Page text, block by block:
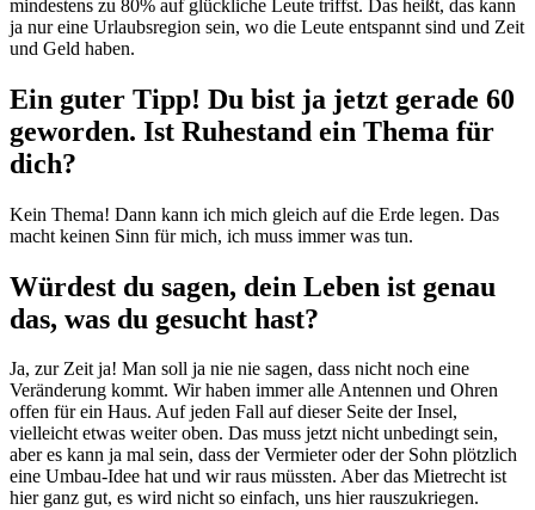
mindestens zu 80% auf glückliche Leute triffst. Das heißt, das kann
ja nur eine Urlaubsregion sein, wo die Leute entspannt sind und Zeit
und Geld haben.
Ein guter Tipp! Du bist ja jetzt gerade 60
geworden. Ist Ruhestand ein Thema für
dich?
Kein Thema! Dann kann ich mich gleich auf die Erde legen. Das
macht keinen Sinn für mich, ich muss immer was tun.
Würdest du sagen, dein Leben ist genau
das, was du gesucht hast?
Ja, zur Zeit ja! Man soll ja nie nie sagen, dass nicht noch eine
Veränderung kommt. Wir haben immer alle Antennen und Ohren
offen für ein Haus. Auf jeden Fall auf dieser Seite der Insel,
vielleicht etwas weiter oben. Das muss jetzt nicht unbedingt sein,
aber es kann ja mal sein, dass der Vermieter oder der Sohn plötzlich
eine Umbau-Idee hat und wir raus müssten. Aber das Mietrecht ist
hier ganz gut, es wird nicht so einfach, uns hier rauszukriegen.